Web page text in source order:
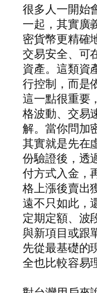
很多人一開始
一起，其實廣
密貨幣更精確
交易安全、可
資產。這類資
行控制，而是
這一點很重要
格波動、交易
解。當你問加
其實就是先在
份驗證後，透
付方式入金，
格上漲後賣出
遠不只如此，
定期定額、波
與新項目或跟
先從最基礎的
全也比較容易